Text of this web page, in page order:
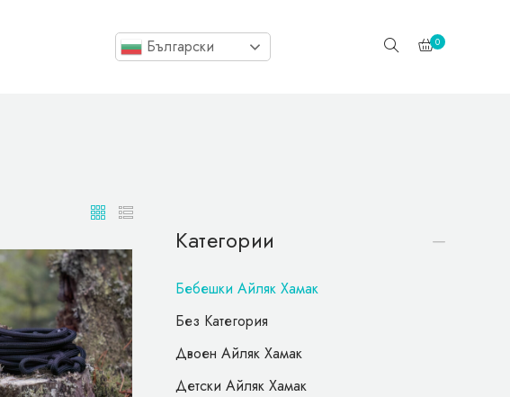
Български 0
Home Продукт Бебешки Айляк Хамак
Категории
Бебешки Айляк Хамак
Без Категория
Двоен Айляк Хамак
Детски Айляк Хамак